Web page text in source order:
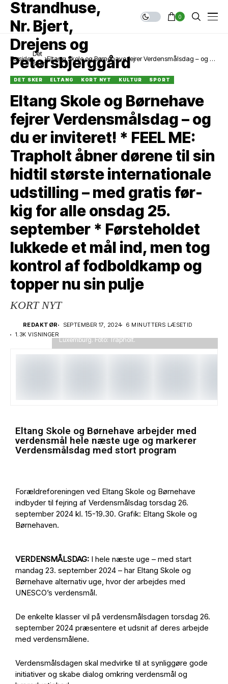
0
Forside
Det
sker
Eltang Skole og Børnehave fejrer Verdensmålsdag – og du
er inviteret! * FEEL ME: Trapholt åbner dørene til sin hidtil
største internationale udstilling – med gratis før-kig for alle
men tog kontrol af fodboldkamp og topper nu sin pulje
DET SKER ELTANG KORT NYT KULTUR SPORT
Eltang Skole og Børnehave
fejrer Verdensmålsdag – og
du er inviteret! * FEEL ME:
Trapholt åbner dørene til sin
hidtil største internationale
udstilling – med gratis før-
kig for alle onsdag 25.
september * Førsteholdet
lukkede et mål ind, men tog
kontrol af fodboldkamp og
topper nu sin pulje
KORT NYT
REDAKTØR SEPTEMBER 17, 2024
6 MINUTTERS LÆSETID
1.3K VISNINGER
FEEL ME PÅ TRAPHOLT ÅBNER TORSDAG 26.
SEPTEMBER 2024. Udstillingen viser blandt andre
dette værk. Værket omfatter en enorm
glass” og er skabt af kunstneren Sali Muller fra
Luxemburg. Foto: Trapholt.
Eltang Skole og Børnehave arbejder med
verdensmål hele næste uge og markerer
Verdensmålsdag med stort program
Forældreforeningen ved Eltang Skole og Børnehave
indbyder til fejring af Verdensmålsdag torsdag 26.
september 2024 kl. 15-19.30. Grafik: Eltang Skole og
Børnehaven.
VERDENSMÅLSDAG: I hele næste uge – med start
mandag 23. september 2024 – har Eltang Skole og
Børnehave alternativ uge, hvor der arbejdes med
UNESCO’s verdensmål.
De enkelte klasser vil på verdensmålsdagen torsdag 26.
september 2024 præsentere et udsnit af deres arbejde
med verdensmålene.
Verdensmålsdagen skal medvirke til at synliggøre gode
initiativer og skabe dialog omkring verdensmål og